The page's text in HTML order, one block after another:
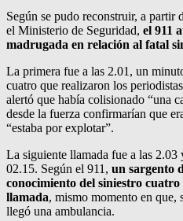
Según se pudo reconstruir, a partir
el Ministerio de Seguridad, el 911
madrugada en relación al fatal
La primera fue a las 2.01, un
cuatro que realizaron los
alertó que había colisionado “una
desde la fuerza confirmarían que
“estaba por explotar”.
La siguiente llamada fue a las 2.03
02.15. Según el 911, un sargento
conocimiento del siniestro
llamada, mismo momento en que,
llegó una ambulancia.